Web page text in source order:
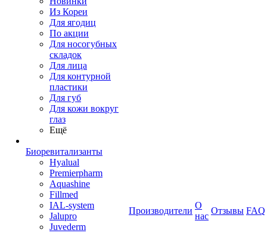
Из Кореи
Для ягодиц
По акции
Для носогубных
складок
Для лица
Для контурной
пластики
Для губ
Для кожи вокруг
глаз
Ещё
Биоревитализанты
Hyalual
Premierpharm
Aquashine
Fillmed
IAL-system
Jalupro
Juvederm
Производители
О
нас
Отзывы FAQ